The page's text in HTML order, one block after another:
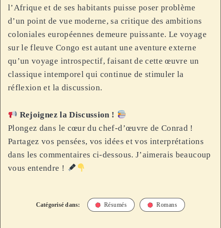
l’Afrique et de ses habitants puisse poser problème
d’un point de vue moderne, sa critique des ambitions
coloniales européennes demeure puissante. Le voyage
sur le fleuve Congo est autant une aventure externe
qu’un voyage introspectif, faisant de cette œuvre un
classique intemporel qui continue de stimuler la
réflexion et la discussion.
Rejoignez la Discussion !
Plongez dans le cœur du chef-d’œuvre de Conrad !
Partagez vos pensées, vos idées et vos interprétations
dans les commentaires ci-dessous. J’aimerais beaucoup
vous entendre !
Catégorisé dans: Résumés Romans